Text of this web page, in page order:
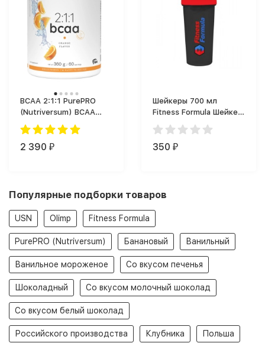
BCAA 2:1:1 PurePRO
(Nutriversum) BCAA
(360 г)
2 390 ₽
Шейкеры 700 мл
Fitness Formula Шейкер
Full Color (700 мл)
350 ₽
Популярные подборки товаров
USN Olimp Fitness Formula
PurePRO (Nutriversum) Банановый Ванильный
Ванильное мороженое Со вкусом печенья
Шоколадный Со вкусом молочный шоколад
Со вкусом белый шоколад
Российского производства Клубника Польша